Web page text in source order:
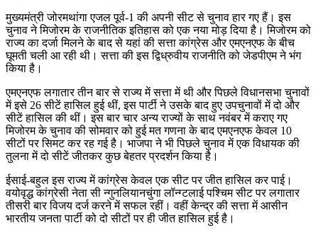
मुख्यमंत्री जोरमथांगा एजल पूर्व-1 की अपनी सीट से चुनाव हार गए हैं। इस
चुनाव ने मिजोरम के राजनीतिक इतिहास को एक नया मोड़ दिया है। मिजोरम को
राज्य का दर्जा मिलने के बाद से यहां की सत्ता कांग्रेस और एमएनएफ के बीच
घूमती चली आ रही थी। सत्ता की इस द्विध्रुवीय राजनीति को जेडपीएम ने भंग
किया है।
एमएनएफ लगातार तीन बार से राज्य में सत्ता में थी और पिछले विधानसभा चुनावों
में इसे 26 सीटें हासिल हुई थीं, इस पार्टी ने उसके बाद हुए उपचुनावों में दो और
सीटें हासिल की थीं। इस बार चार अन्य राज्यों के साथ नवंबर में कराए गए
मिजोरम के चुनाव की सोमवार को हुई मत गणना के बाद एमएनएफ केवल 10
सीटों पर सिमट कर रह गई है। भाजपा ने भी पिछले चुनाव में एक विधायक की
तुलना में दो सीटें जीतकर कुछ बेहतर प्रदर्शन किया है।
ईसाई-बहुल इस राज्य में कांग्रेस केवल एक सीट पर जीत हासिल कर पाई।
वयोवृद्ध कांग्रेसी नेता सी न्गुनलियानचुंगा लॉन्ग्टलाई पश्चिम सीट पर लगातार
तीसरी बार विजय दर्ज करने में सफल रहीं। वहीं केन्द्र की सत्ता में आसीन
भारतीय जनता पार्टी को दो सीटों पर ही जीत हासिल हुई है।